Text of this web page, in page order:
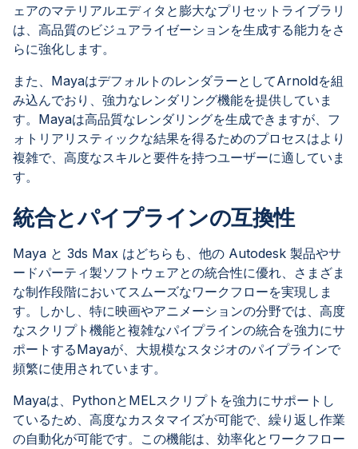
ェアのマテリアルエディタと膨大なプリセットライブラリ
は、高品質のビジュアライゼーションを生成する能力をさ
らに強化します。
また、MayaはデフォルトのレンダラーとしてArnoldを組
み込んでおり、強力なレンダリング機能を提供していま
す。Mayaは高品質なレンダリングを生成できますが、フ
ォトリアリスティックな結果を得るためのプロセスはより
複雑で、高度なスキルと要件を持つユーザーに適していま
す。
統合とパイプラインの互換性
Maya と 3ds Max はどちらも、他の Autodesk 製品やサ
ードパーティ製ソフトウェアとの統合性に優れ、さまざま
な制作段階においてスムーズなワークフローを実現しま
す。しかし、特に映画やアニメーションの分野では、高度
なスクリプト機能と複雑なパイプラインの統合を強力にサ
ポートするMayaが、大規模なスタジオのパイプラインで
頻繁に使用されています。
Mayaは、PythonとMELスクリプトを強力にサポートし
ているため、高度なカスタマイズが可能で、繰り返し作業
の自動化が可能です。この機能は、効率化とワークフロー